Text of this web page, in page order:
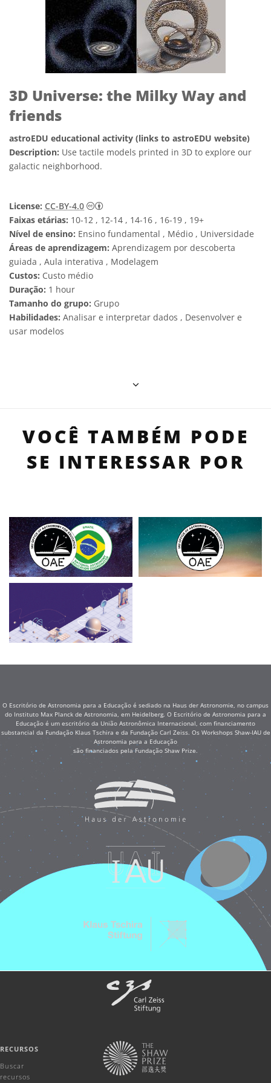
3D Universe: the Milky Way and
friends
astroEDU educational activity (links to astroEDU website)
Description: Use tactile models printed in 3D to explore our
galactic neighborhood.
License: CC-BY-4.0
Creative Commons Attribution 4.0
Faixas etárias: 10-12 , 12-14 , 14-16 , 16-19 , 19+
Nível de ensino: Ensino fundamental , Médio , Universidade
Áreas de aprendizagem: Aprendizagem por descoberta
guiada , Aula interativa , Modelagem
Custos: Custo médio
Duração: 1 hour
Tamanho do grupo: Grupo
Habilidades: Analisar e interpretar dados , Desenvolver e
usar modelos
VOCÊ TAMBÉM PODE
SE INTERESSAR POR
O Escritório de Astronomia para a Educação é sediado na Haus der Astronomie, no campus
do Instituto Max Planck de Astronomia, em Heidelberg. O Escritório de Astronomia para a
Educação é um escritório da União Astronômica Internacional, com financiamento
substancial da Fundação Klaus Tschira e da Fundação Carl Zeiss. Os Workshops Shaw-IAU de
Astronomia para a Educação
são financiados pela Fundação Shaw Prize.
RECURSOS
Buscar
recursos